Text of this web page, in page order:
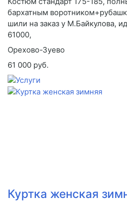
бархатным
шили на заказ у М.Байкулова,
61000,
Орехово-Зуево
61 000 руб.
Куртка женская